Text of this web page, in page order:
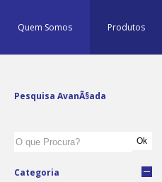
Quem Somos Produtos
Pesquisa AvanÃ§ada
Categoria